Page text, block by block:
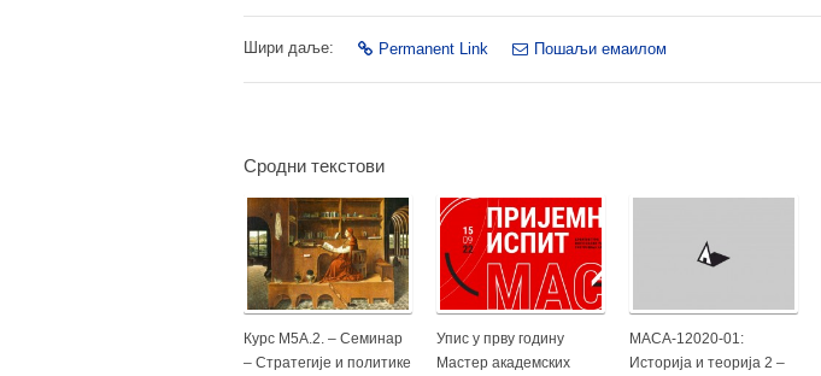
Шири даље: Permanent Link Пошаљи емаилом
Сродни текстови
Курс М5А.2. – Семинар
– Стратегије и политике
Упис у прву годину
Мастер академских
МАСА-12020-01:
Историја и теорија 2 –